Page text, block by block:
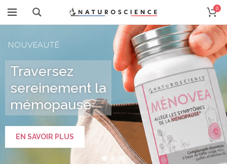
0
NOUVEAUTÉ
Traversez
sereinement la
mémopause
EN SAVOIR PLUS